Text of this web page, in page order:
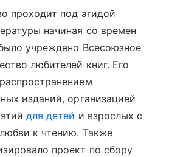
проходит под эгидой
начиная со времен
учреждено Всесоюзное
любителей книг. Его
изданий, организацией
для детей и взрослых с
к чтению. Также
проект по сбору